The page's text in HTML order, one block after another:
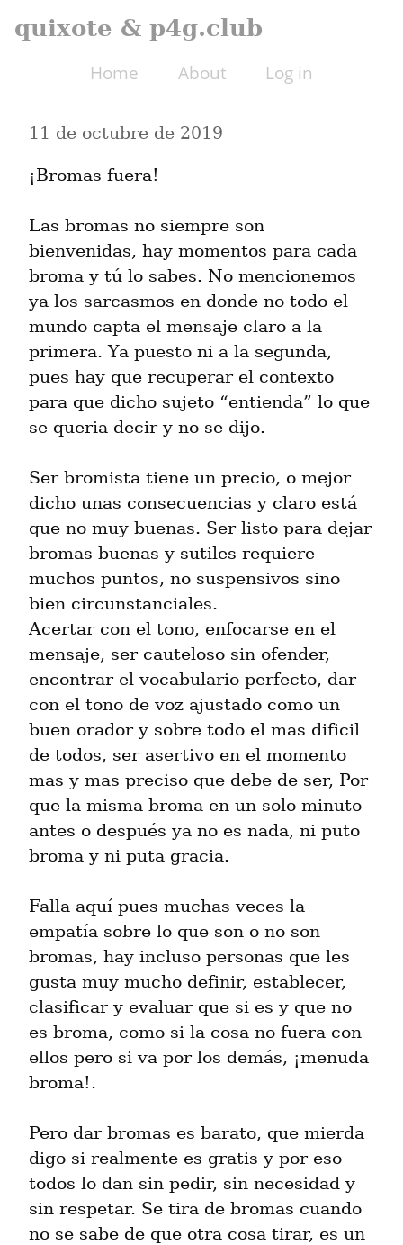
quixote & p4g.club
Home About Log in
11 de octubre de 2019
¡Bromas fuera!
Las bromas no siempre son
bienvenidas, hay momentos para cada
broma y tú lo sabes. No mencionemos
ya los sarcasmos en donde no todo el
mundo capta el mensaje claro a la
primera. Ya puesto ni a la segunda,
pues hay que recuperar el contexto
para que dicho sujeto “entienda” lo que
se queria decir y no se dijo.
Ser bromista tiene un precio, o mejor
dicho unas consecuencias y claro está
que no muy buenas. Ser listo para dejar
bromas buenas y sutiles requiere
muchos puntos, no suspensivos sino
bien circunstanciales.
Acertar con el tono, enfocarse en el
mensaje, ser cauteloso sin ofender,
encontrar el vocabulario perfecto, dar
con el tono de voz ajustado como un
buen orador y sobre todo el mas dificil
de todos, ser asertivo en el momento
mas y mas preciso que debe de ser, Por
que la misma broma en un solo minuto
antes o después ya no es nada, ni puto
broma y ni puta gracia.
Falla aquí pues muchas veces la
empatía sobre lo que son o no son
bromas, hay incluso personas que les
gusta muy mucho definir, establecer,
clasificar y evaluar que si es y que no
es broma, como si la cosa no fuera con
ellos pero si va por los demás, ¡menuda
broma!.
Pero dar bromas es barato, que mierda
digo si realmente es gratis y por eso
todos lo dan sin pedir, sin necesidad y
sin respetar. Se tira de bromas cuando
no se sabe de que otra cosa tirar, es un